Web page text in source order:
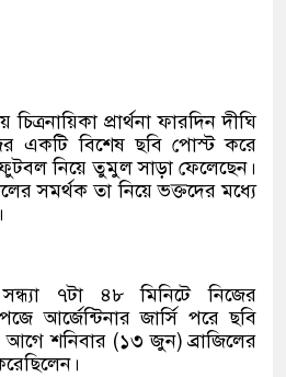
চিত্রনায়িকা প্রার্থনা ফারদিন দীঘি
একটি বিশেষ ছবি পোস্ট করে
নিয়ে তুমুল সাড়া ফেলেছেন।
সমর্থক তা নিয়ে ভক্তদের মধ্যে
৭টা ৪৮ মিনিটে নিজের
আর্জেন্টিনার জার্সি পরে ছবি
শনিবার (১৩ জুন) ব্রাজিলের